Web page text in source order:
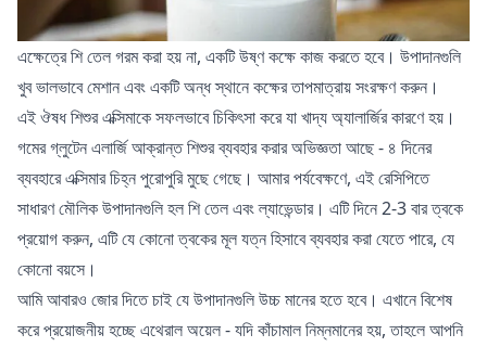
এক্ষেত্রে শি তেল গরম করা হয় না, একটি উষ্ণ কক্ষে কাজ করতে হবে। উপাদানগুলি
খুব ভালভাবে মেশান এবং একটি অন্ধ স্থানে কক্ষের তাপমাত্রায় সংরক্ষণ করুন।
এই ঔষধ শিশুর এক্সিমাকে সফলভাবে চিকিৎসা করে যা খাদ্য অ্যালার্জির কারণে হয়।
গমের গ্লুটেন এলার্জি আক্রান্ত শিশুর ব্যবহার করার অভিজ্ঞতা আছে - ৪ দিনের
ব্যবহারে এক্সিমার চিহ্ন পুরোপুরি মুছে গেছে। আমার পর্যবেক্ষণে, এই রেসিপিতে
সাধারণ মৌলিক উপাদানগুলি হল শি তেল এবং ল্যাভেন্ডার। এটি দিনে 2-3 বার ত্বকে
প্রয়োগ করুন, এটি যে কোনো ত্বকের মূল যত্ন হিসাবে ব্যবহার করা যেতে পারে, যে
কোনো বয়সে।
আমি আবারও জোর দিতে চাই যে উপাদানগুলি উচ্চ মানের হতে হবে। এখানে বিশেষ
করে প্রয়োজনীয় হচ্ছে এথেরাল অয়েল - যদি কাঁচামাল নিম্নমানের হয়, তাহলে আপনি